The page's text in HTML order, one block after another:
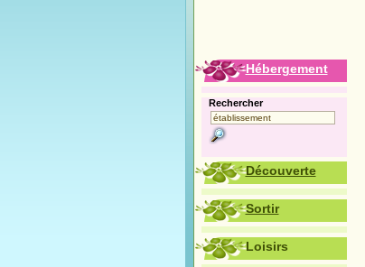
Hébergement
Rechercher
Découverte
Sortir
Loisirs